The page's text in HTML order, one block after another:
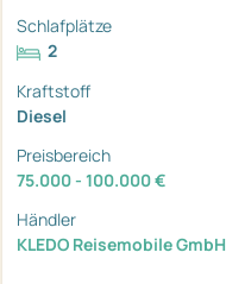
Schlafplätze
2
Kraftstoff
Diesel
Preisbereich
75.000 - 100.000 €
Händler
KLEDO Reisemobile GmbH